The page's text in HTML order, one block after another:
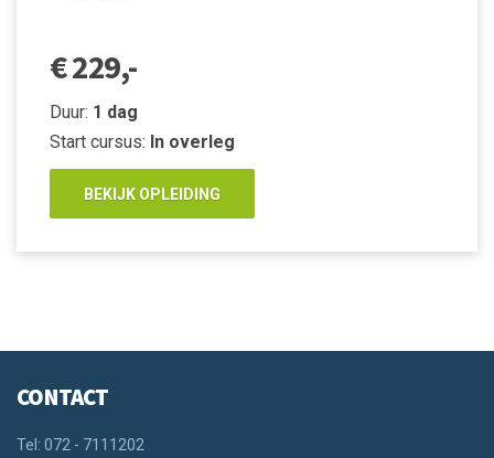
€ 229,-
Duur: 1 dag
Start cursus: In overleg
BEKIJK OPLEIDING
CONTACT
Tel: 072 - 7111202